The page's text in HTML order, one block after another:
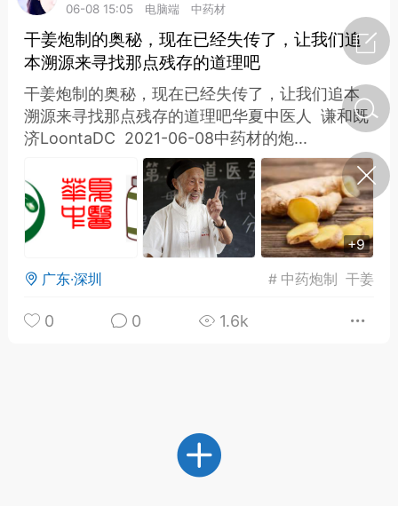
节返乡期间“闪
急提示
0
如何购买【理肺清瘟膏】
【养正护络膏】？
谷气行、营卫通：内经视角
下的脾胃调养要义
06-08 15:05
电脑端 中药材
干姜炮制的奥秘，现在已经失传了，让我们追
本溯源来寻找那点残存的道理吧
干姜炮制的奥秘，现在已经失传了，让我们追本
溯源来寻找那点残存的道理吧华夏中医人 谦和既
济LoontaDC 2021-06-08中药材的炮...
+9
广东·深圳 # 中药炮制 干姜
0 0 1.6k